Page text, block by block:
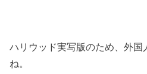
ハリウッド実写版のため、外国
ね。